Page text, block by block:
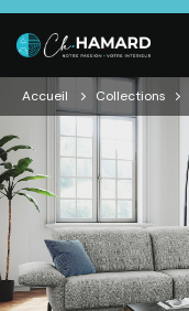
Accueil Collections